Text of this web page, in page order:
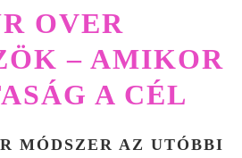
OVER
– AMIKOR
A CÉL
MÓDSZER AZ UTÓBBI